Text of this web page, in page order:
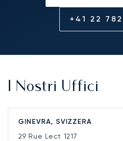
+41 22 782
I Nostri Uffici
GINEVRA, SVIZZERA
29 Rue Lect 1217